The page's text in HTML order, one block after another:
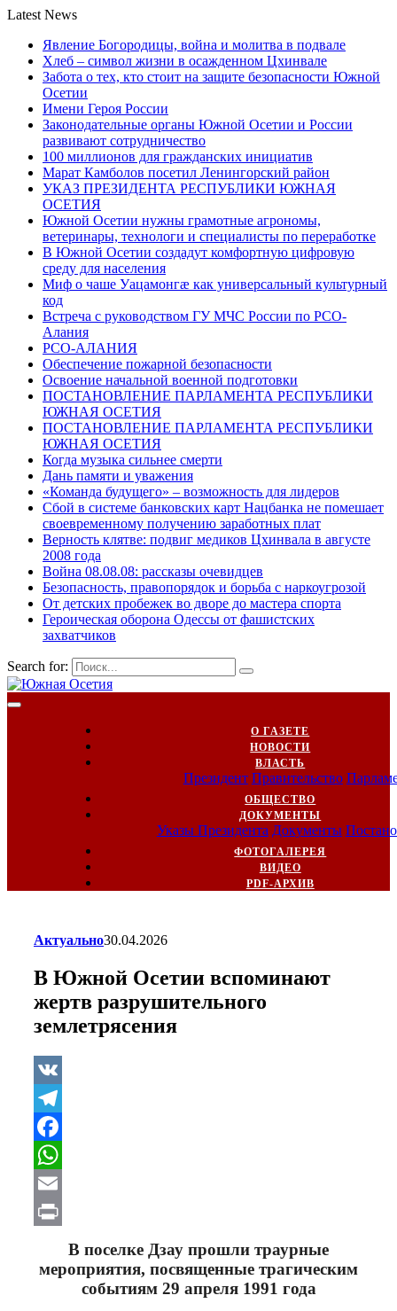
Latest News
Явление Богородицы, война и молитва в подвале
Хлеб – символ жизни в осажденном Цхинвале
Забота о тех, кто стоит на защите безопасности Южной
Осетии
Имени Героя России
Законодательные органы Южной Осетии и России
развивают сотрудничество
100 миллионов для гражданских инициатив
Марат Камболов посетил Ленингорский район
УКАЗ ПРЕЗИДЕНТА РЕСПУБЛИКИ ЮЖНАЯ
ОСЕТИЯ
Южной Осетии нужны грамотные агрономы,
ветеринары, технологи и специалисты по переработке
В Южной Осетии создадут комфортную цифровую
среду для населения
Миф о чаше Уацамонгæ как универсальный культурный
код
Встреча с руководством ГУ МЧС России по РСО-
Алания
РСО-АЛАНИЯ
Обеспечение пожарной безопасности
Освоение начальной военной подготовки
ПОСТАНОВЛЕНИЕ ПАРЛАМЕНТА РЕСПУБЛИКИ
ЮЖНАЯ ОСЕТИЯ
ПОСТАНОВЛЕНИЕ ПАРЛАМЕНТА РЕСПУБЛИКИ
ЮЖНАЯ ОСЕТИЯ
Когда музыка сильнее смерти
Дань памяти и уважения
«Команда будущего» – возможность для лидеров
Сбой в системе банковских карт Нацбанка не помешает
своевременному получению заработных плат
Верность клятве: подвиг медиков Цхинвала в августе
2008 года
Война 08.08.08: рассказы очевидцев
Безопасность, правопорядок и борьба с наркоугрозой
От детских пробежек во дворе до мастера спорта
Героическая оборона Одессы от фашистских
захватчиков
Search for:
О ГАЗЕТЕ
НОВОСТИ
ВЛАСТЬ
Президент Правительство
ОБЩЕСТВО
ДОКУМЕНТЫ
Указы Президента Документы
ФОТОГАЛЕРЕЯ
ВИДЕО
PDF-АРХИВ
Актуально30.04.2026
В Южной Осетии вспоминают
жертв разрушительного
землетрясения
VK
Telegram
Facebook
WhatsApp
Email
В поселке Дзау прошли траурные
мероприятия, посвященные трагическим
событиям 29 апреля 1991 года